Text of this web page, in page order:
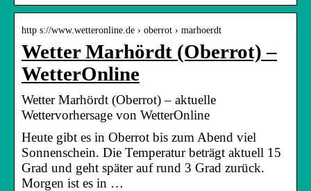
http s://www.wetteronline.de › oberrot › marhoerdt
Wetter Marhördt (Oberrot) –
WetterOnline
Wetter Marhördt (Oberrot) – aktuelle
Wettervorhersage von WetterOnline
Heute gibt es in Oberrot bis zum Abend viel
Sonnenschein. Die Temperatur beträgt aktuell 15
Grad und geht später auf rund 3 Grad zurück.
Morgen ist es in …